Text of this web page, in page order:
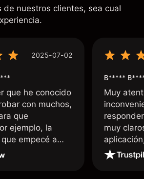
de nuestros clientes, sea cual
2025-07-02
que he conocido
con muchos,
que
ejemplo, la
empecé a
la llegada de mi
B*****
Muy
muy